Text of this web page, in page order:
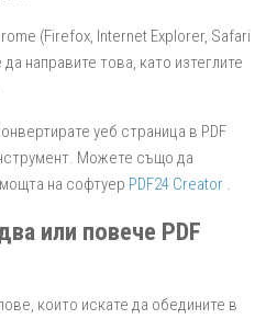
(Firefox, Internet Explorer, Safari
направите това, като изтеглите
уеб страница в PDF
Можете също да
на софтуер PDF24 Creator .
или повече PDF
които искате да обедините в